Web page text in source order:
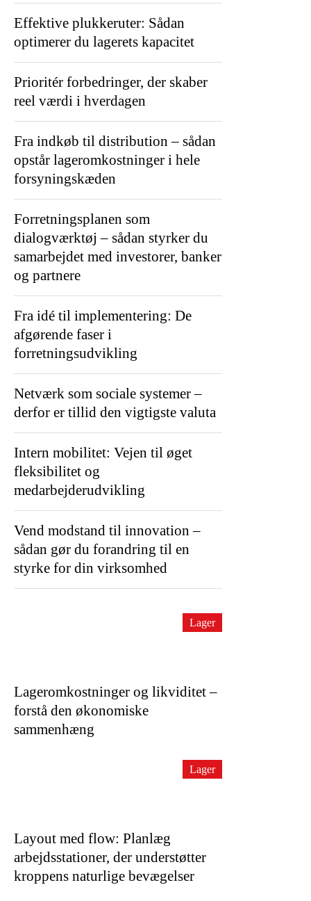
Effektive plukkeruter: Sådan
optimerer du lagerets kapacitet
Prioritér forbedringer, der skaber
reel værdi i hverdagen
Fra indkøb til distribution – sådan
opstår lageromkostninger i hele
forsyningskæden
Forretningsplanen som
dialogværktøj – sådan styrker du
samarbejdet med investorer, banker
og partnere
Fra idé til implementering: De
afgørende faser i
forretningsudvikling
Netværk som sociale systemer –
derfor er tillid den vigtigste valuta
Intern mobilitet: Vejen til øget
fleksibilitet og
medarbejderudvikling
Vend modstand til innovation –
sådan gør du forandring til en
styrke for din virksomhed
Lageromkostninger og likviditet –
forstå den økonomiske
sammenhæng
Lager
Layout med flow: Planlæg
arbejdsstationer, der understøtter
kroppens naturlige bevægelser
Lager